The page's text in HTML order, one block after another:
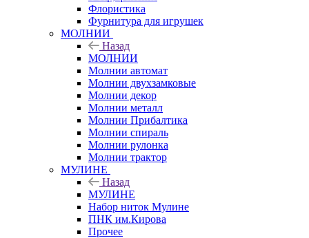
Флористика
Фурнитура для игрушек
МОЛНИИ
Назад
МОЛНИИ
Молнии автомат
Молнии двухзамковые
Молнии декор
Молнии металл
Молнии Прибалтика
Молнии спираль
Молнии рулонка
Молнии трактор
МУЛИНЕ
Назад
МУЛИНЕ
Набор ниток Мулине
ПНК им.Кирова
Прочее